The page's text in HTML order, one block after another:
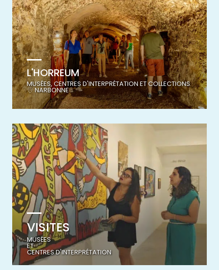
L'HORREUM
MUSÉES, CENTRES D'INTERPRÉTATION ET COLLECTIONS
NARBONNE
VISITES
MUSÉES
ET
CENTRES D'INTERPRÉTATION